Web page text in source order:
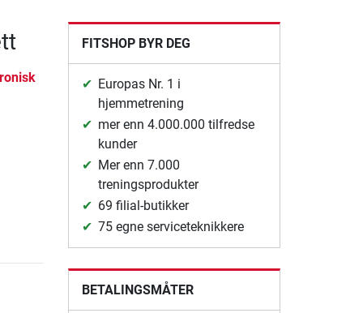
FITSHOP BYR DEG
Europas Nr. 1 i
hjemmetrening
mer enn 4.000.000 tilfredse
kunder
Mer enn 7.000
treningsprodukter
69 filial-butikker
75 egne serviceteknikkere
BETALINGSMÅTER